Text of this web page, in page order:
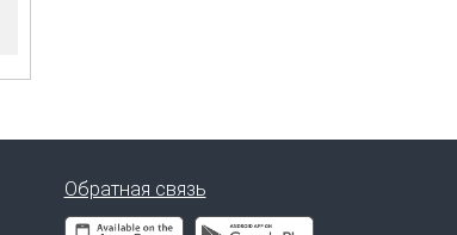
Обратная связь